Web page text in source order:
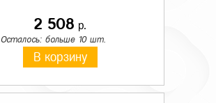
2 508 р.
Осталось: больше 10 шт.
В корзину